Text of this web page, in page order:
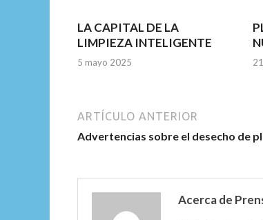
LA CAPITAL DE LA
LIMPIEZA INTELIGENTE
5 mayo 2025
ARTÍCULO ANTERIOR
Advertencias sobre el desecho de
Acerca de